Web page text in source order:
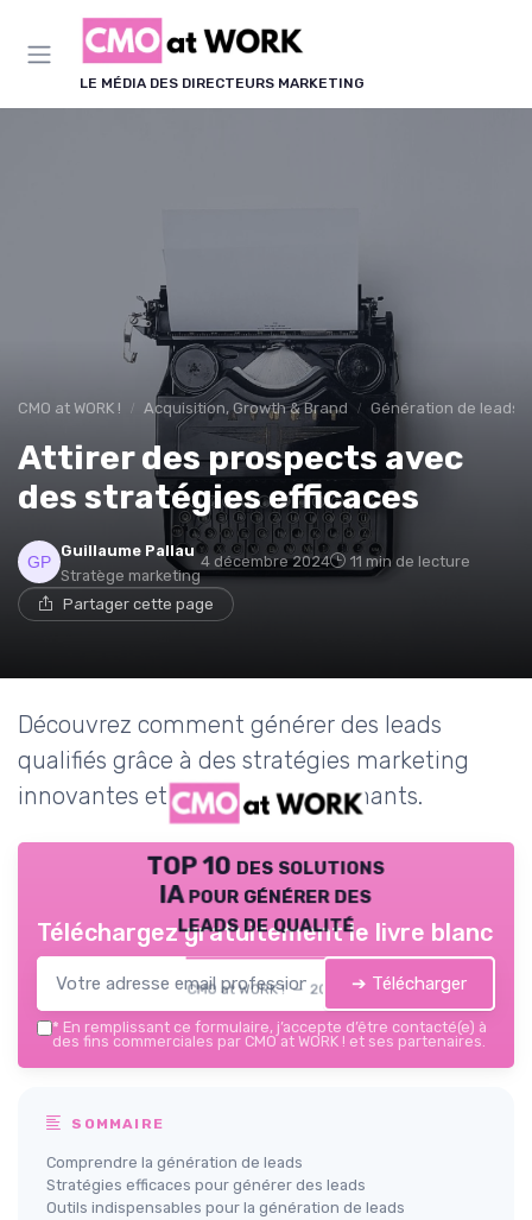
LE MÉDIA DES DIRECTEURS MARKETING
CMO at WORK ! Acquisition, Growth & Brand Génération de leads
Attirer des prospects avec
des stratégies efficaces
Guillaume Pallau
Stratège marketing
4 décembre 2024 11 min de lecture
Partager cette page
Découvrez comment générer des leads
qualifiés grâce à des stratégies marketing
innovantes et des outils performants.
TOP 10 des solutions
IA pour générer des
leads de qualité
CMO at WORK ! — 2026
Téléchargez gratuitement le livre blanc
➔ Télécharger
* En remplissant ce formulaire, j’accepte d’être contacté(e) à
des fins commerciales par CMO at WORK ! et ses partenaires.
SOMMAIRE
Comprendre la génération de leads
Stratégies efficaces pour générer des leads
Outils indispensables pour la génération de leads
Panneau de gestion des cookies